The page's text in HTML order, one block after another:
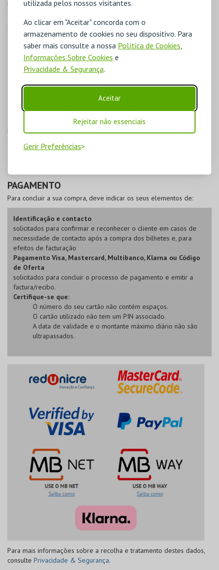
utilizada pelos nossos visitantes.
Ao clicar em "Aceitar" concorda com o
armazenamento de cookies no seu dispositivo. Para
saber mais consulte a nossa Política de Cookies
Informações Sobre Cookies e
Privacidade & Segurança.
Aceitar
Rejeitar não essenciais
Gerir Preferências
Por defeito, é assinalado o tipo de bilhete Inteiro.
Se pretendecomprar com desconto, trocar vouchers ou passes
deverá proceder da seguinte forma:
Desconto- Escolher o desconto correspondente para cada
Cartão/Voucher/Passe- Escolher o cartão/voucher/passe para
cada bilhete, carregar no botão para aplicar as alterações e
PressioneSeguintepara avançar para o próximo passo.
PAGAMENTO
Para concluir a sua compra, deve indicar os seus elementos de:
Identificação e contacto
solicitados para confirmar e reconhecer o cliente em casos de
necessidade de contacto após a compra dos bilhetes e, para
efeitos de facturação
Pagamento Visa, Mastercard, Multibanco, Klarna ou Código
de Oferta
solicitados para concluir o processo de pagamento e emitir a
factura/recibo.
Certifique-se que:
O número do seu cartão não contém espaços.
O cartão utilizado não tem um PIN associado.
A data de validade e o montante máximo diário não são
ultrapassados.
Para mais informações sobre a recolha e tratamento destes dados,
consulte Privacidade & Segurança.